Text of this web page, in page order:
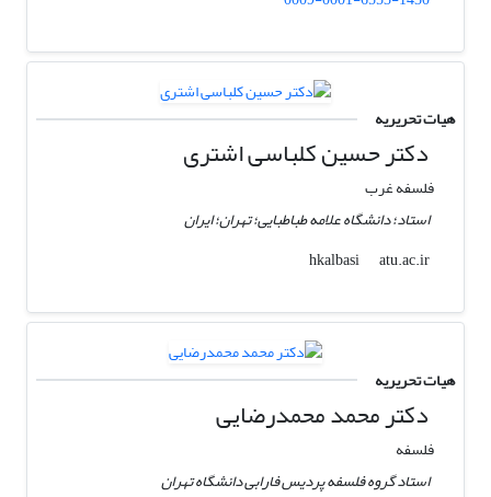
هیات تحریریه
دکتر حسین کلباسی اشتری
فلسفه غرب
استاد؛ دانشگاه علامه طباطبایی؛ تهران؛ ایران
hkalbasi
atu.ac.ir
هیات تحریریه
دکتر محمد محمدرضایی
فلسفه
استاد گروه فلسفه پردیس فارابی دانشگاه تهران